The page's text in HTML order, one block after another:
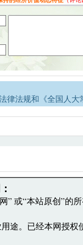
律法规和《全国人
权保留或删除其管辖
” 或“本站原创”的
途。已经本网授权